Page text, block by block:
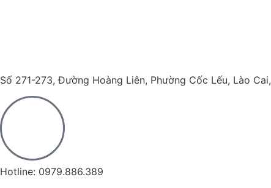
Số 271-273, Đường Hoàng Liên, Phường Cốc Lếu, Lào
Hotline: 0979.886.389